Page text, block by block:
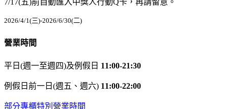
7/17(五)前自動匯入中獎人行動Q卡，再請留意。
2026/4/1(三)-2026/6/30(二)
營業時間
平日(週一至週四)及例假日 11:00-21:30
例假日前一日(週五、週六) 11:00-22:00
部分專櫃特別營業時間